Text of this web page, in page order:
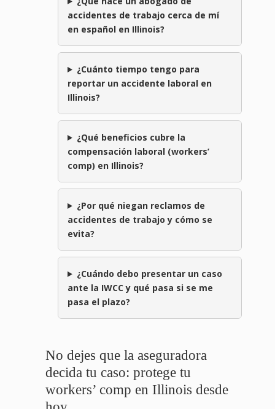
accidentes de trabajo cerca de mí
en español en Illinois?
¿Cuánto tiempo tengo para
reportar un accidente laboral en
Illinois?
¿Qué beneficios cubre la
compensación laboral (workers’
comp) en Illinois?
¿Por qué niegan reclamos de
accidentes de trabajo y cómo se
evita?
¿Cuándo debo presentar un caso
ante la IWCC y qué pasa si se me
pasa el plazo?
No dejes que la aseguradora
decida tu caso: protege tu
workers’ comp en Illinois desde